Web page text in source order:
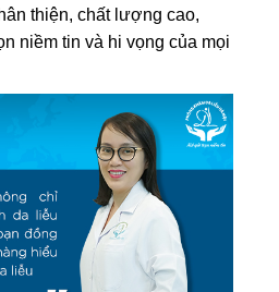
thiện, chất lượng cao,
niềm tin và hi vọng của mọi